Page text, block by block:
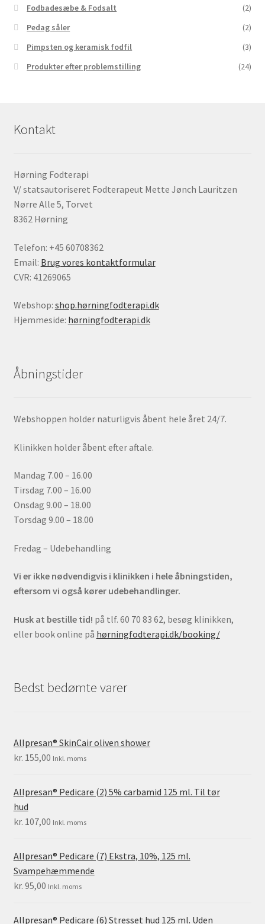
Fodbadesæbe & Fodsalt
(2)
Pedag såler
(2)
Pimpsten og keramisk fodfil
(3)
Produkter efter problemstilling
(24)
Kontakt
Hørning Fodterapi
V/ statsautoriseret Fodterapeut Mette Jønch Lauritzen
Nørre Alle 5, Torvet
8362 Hørning
Telefon: +45 60708362
Email: Brug vores kontaktformular
CVR: 41269065
Webshop: shop.hørningfodterapi.dk
Hjemmeside: hørningfodterapi.dk
Åbningstider
Webshoppen holder naturligvis åbent hele året 24/7.
Klinikken holder åbent efter aftale.
Mandag 7.00 – 16.00
Tirsdag 7.00 – 16.00
Onsdag 9.00 – 18.00
Torsdag 9.00 – 18.00
Fredag – Udebehandling
Vi er ikke nødvendigvis i klinikken i hele åbningstiden,
eftersom vi også kører udebehandlinger.
Husk at bestille tid! på tlf. 60 70 83 62, besøg klinikken,
eller book online på hørningfodterapi.dk/booking/
Bedst bedømte varer
Allpresan® SkinCair oliven shower
kr. 155,00 Inkl. moms
Allpresan® Pedicare (2) 5% carbamid 125 ml. Til tør
hud
kr. 107,00 Inkl. moms
Allpresan® Pedicare (7) Ekstra, 10%, 125 ml.
Svampehæmmende
kr. 95,00 Inkl. moms
Allpresan® Pedicare (6) Stresset hud 125 ml. Uden